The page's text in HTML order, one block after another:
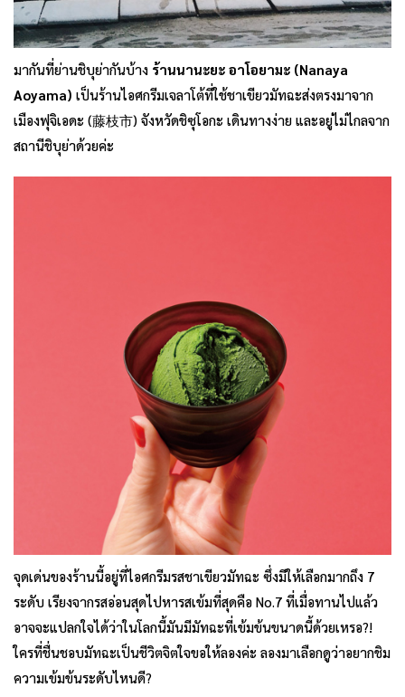
มากันที่ย่านชิบุย่ากันบ้าง ร้านนานะยะ อาโอยามะ (Nanaya
Aoyama) เป็นร้านไอศกรีมเจลาโต้ที่ใช้ชาเขียวมัทฉะส่งตรงมาจาก
เมืองฟุจิเอดะ (藤枝市) จังหวัดชิซุโอกะ เดินทางง่าย และอยู่ไม่ไกลจาก
สถานีชิบุย่าด้วยค่ะ
จุดเด่นของร้านนี้อยู่ที่ไอศกรีมรสชาเขียวมัทฉะ ซึ่งมีให้เลือกมากถึง 7
ระดับ เรียงจากรสอ่อนสุดไปหารสเข้มที่สุดคือ No.7 ที่เมื่อทานไปแล้ว
อาจจะแปลกใจได้ว่าในโลกนี้มันมีมัทฉะที่เข้มข้นขนาดนี้ด้วยเหรอ?!
ใครที่ชื่นชอบมัทฉะเป็นชีวิตจิตใจขอให้ลองค่ะ ลองมาเลือกดูว่าอยากชิม
ความเข้มข้นระดับไหนดี?